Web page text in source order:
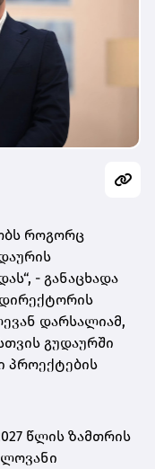
როგორც
- განაცხადა
დირექტორის
დარსალიამ,
გუდაურში
პროექტების
წლის ზამთრის